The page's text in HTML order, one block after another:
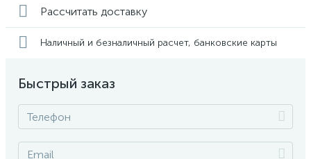
Рассчитать доставку
Наличный и безналичный расчет, банковские карты
Быстрый заказ